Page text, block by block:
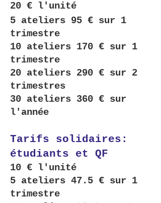
20 € l'unité
5 ateliers 95 € sur 1
trimestre
10 ateliers 170 € sur 1
trimestre
20 ateliers 290 € sur 2
trimestres
30 ateliers 360 € sur
l'année
​Tarifs solidaires:
étudiants et QF
10 € l'unité
5 ateliers 47.5 € sur 1
trimestre